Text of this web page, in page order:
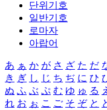
단위기호
일반기호
로마자
아랍어
あ ぁ か が さ ざ た だ
き ぎ し じ ち ぢ に ひ
ぬ ふ ぶ ぷ む ゆ ゅ る
れ お ぉ こ ご そ ぞ と